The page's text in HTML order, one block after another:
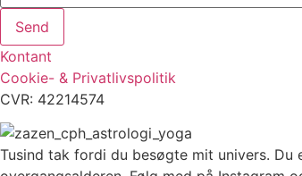
Send
Kontant
Cookie- & Privatlivspolitik
CVR: 42214574
Tusind tak fordi du besøgte mit univers.